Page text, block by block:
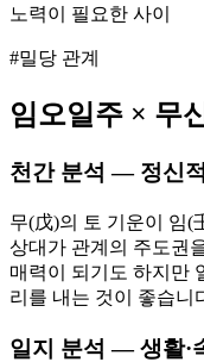
노력이 필요한 사이
#밀당 관계
임오일주 × 무
천간 분석 — 정신
무(戊)의 토 기운이 임(
상대가 관계의 주도권
매력이 되기도 하지만
리를 내는 것이 좋습니
일지 분석 — 생활·